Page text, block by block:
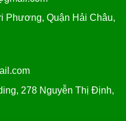
Phương, Quận Hải Châu,
278 Nguyễn Thị Định,